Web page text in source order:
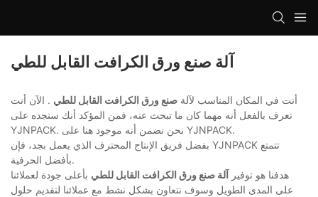
آلة صنع ورق الكرافت القابل للطي
أنت في المكان المناسب لآلة صنع ورق الكرافت القابل للطي . الآن أنت
تعرف بالفعل أنه مهما كان ما تبحث عنه، فمن المؤكد أنك ستجده على
YJNPACK. نحن نضمن أنه موجود هنا على YJNPACK.
بفضل فريق الإنتاج المحترف الذي يعمل بجد، فإن YJNPACK تتمتع
بأفضل الحرفية.
هدفنا هو توفير آلة صنع ورق الكرافت القابل للطي بأعلى جودة لعملائنا
على المدى الطويل وسوف نتعاون بشكل نشط مع عملائنا لتقديم حلول